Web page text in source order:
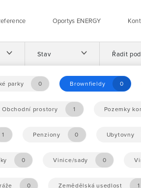
Oportys ENERGY
parky 0 Brownfieldy 0
Obchodní prostory 1 Pozemky
1 Penziony 0 Ubytovny
0 Vinice/sady 0
0 Zemědělská usedlost 1
Stav Řadit